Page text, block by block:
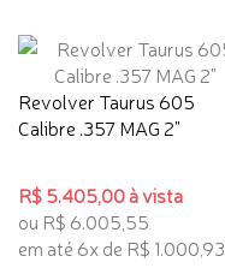
Revolver Taurus 605
Calibre .357 MAG 2"
R$ 5.405,00 à vista
ou R$ 6.005,55
em até 6x de R$ 1.000,93